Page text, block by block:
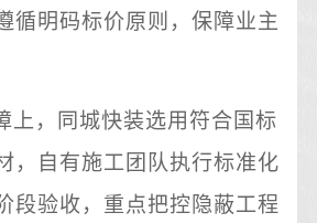
循明码标价原则，保障业主
上，同城快装选用符合国标
，自有施工团队执行标准化
段验收，重点把控隐蔽工程